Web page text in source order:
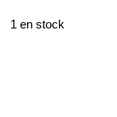
1 en stock